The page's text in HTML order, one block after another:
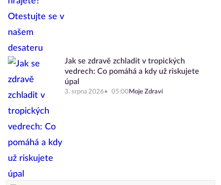
Jak se zdravě zchladit v tropických
vedrech: Co pomáhá a kdy už riskujete
úpal
3. srpna 2026 05:00 Moje Zdraví